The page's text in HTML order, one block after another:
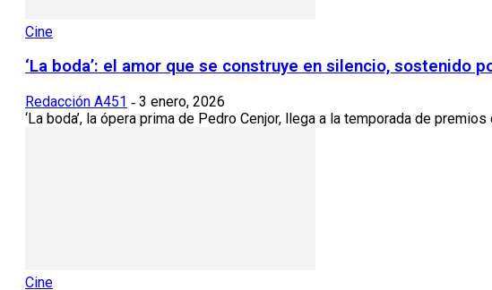
Cine
‘La boda’: el amor que se construye en silencio, sostenido
Redacción A451 - 3 enero, 2026
‘La boda’, la ópera prima de Pedro Cenjor, llega a la temporada de
Cine